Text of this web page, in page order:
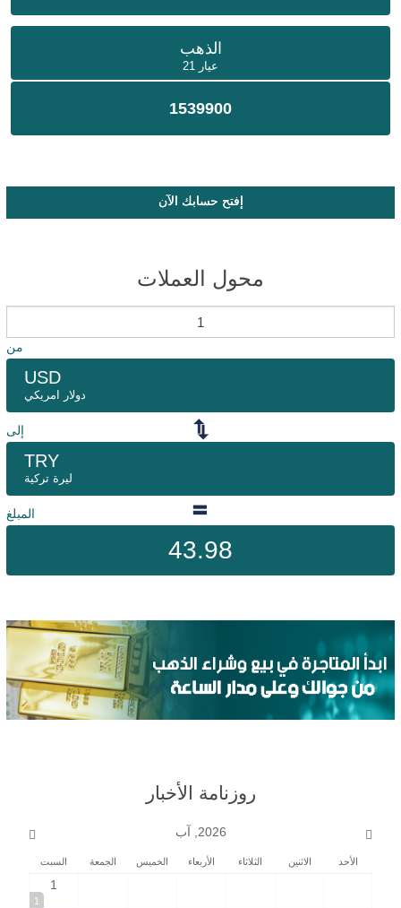
الذهب
عيار 21
1539900
إفتح حسابك الآن
محول العملات
من
USD
دولار امريكي
إلى
TRY
ليرة تركية
المبلغ
43.98
روزنامة الأخبار
2026, آب
الأحد الاثنين الثلاثاء الأربعاء الخميس الجمعة السبت
1
1